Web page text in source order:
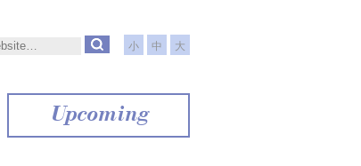
小 中 大
Upcoming